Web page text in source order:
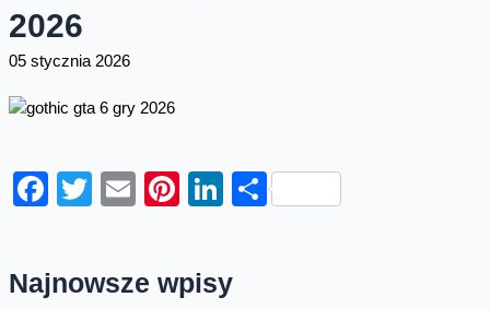
2026
05 stycznia 2026
Facebook
Twitter
EmailPinterest
LinkedIn
Share
Najnowsze wpisy